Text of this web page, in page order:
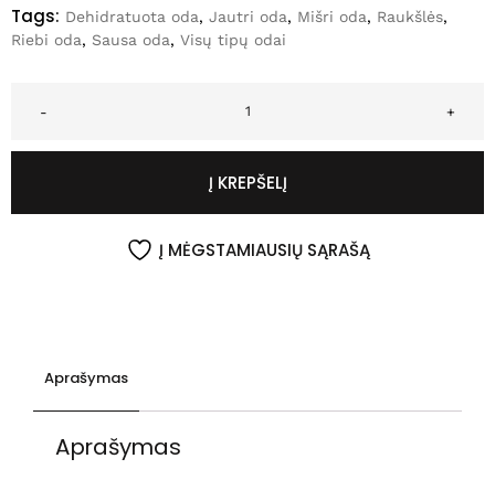
Tags: Dehidratuota oda, Jautri oda, Mišri oda, Raukšlės,
Riebi oda, Sausa oda, Visų tipų odai
+
-
Į KREPŠELĮ
Į MĖGSTAMIAUSIŲ SĄRAŠĄ
Aprašymas
Aprašymas